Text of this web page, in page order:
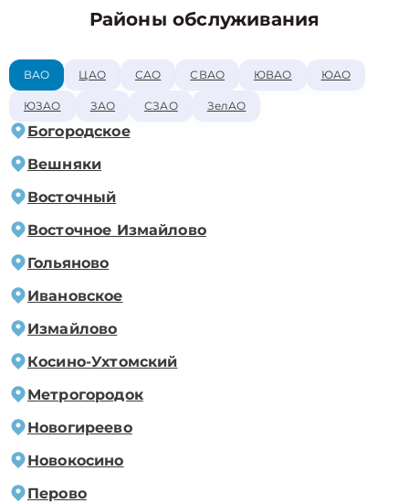
Районы обслуживания
ВАО ЦАО САО СВАО ЮВАО ЮАО
ЮЗАО ЗАО СЗАО ЗелАО
Богородское
Вешняки
Восточный
Восточное Измайлово
Гольяново
Ивановское
Измайлово
Косино-Ухтомский
Метрогородок
Новогиреево
Новокосино
Перово